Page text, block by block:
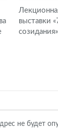
выставки
созидания»
не будет